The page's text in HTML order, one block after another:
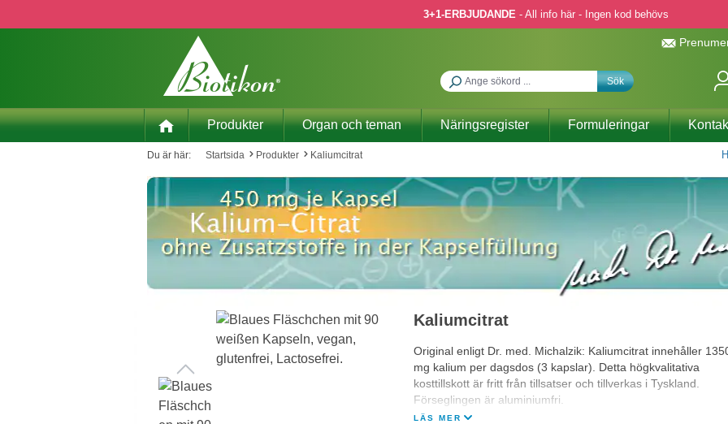
3+1-ERBJUDANDE - All info här - Ingen kod behövs
Sök
Produkter Organ och teman Näringsregister Formuleringar
Du är här: Startsida Produkter Kaliumcitrat
Kaliumcitrat
Original enligt Dr. med. Michalzik: Kaliumcitrat innehåller
mg kalium per dagsdos (3 kapslar). Detta högkvalitativa
kosttillskott är fritt från tillsatser och tillverkas i Tyskland.
Förseglingen är aluminiumfri.
LÄS MER